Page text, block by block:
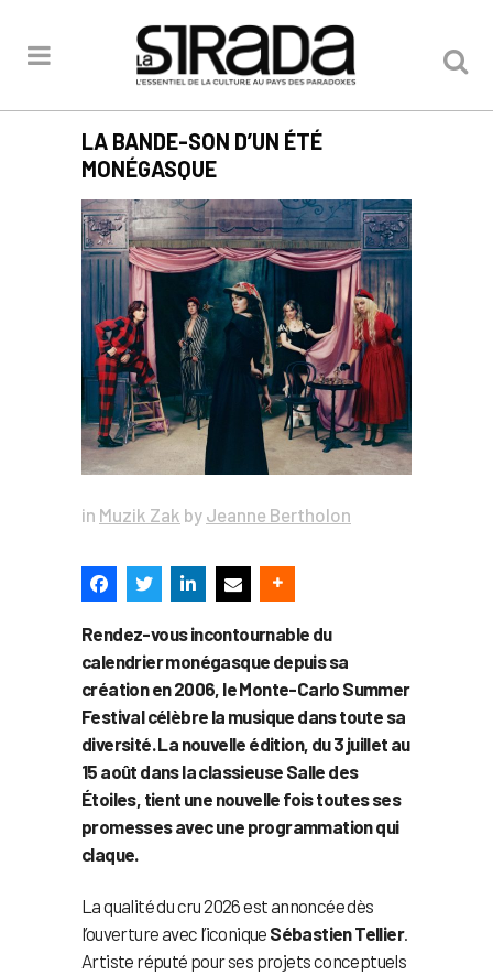
LA BANDE-SON D’UN ÉTÉ
MONÉGASQUE
in Muzik Zak by Jeanne Bertholon
Rendez-vous incontournable du
calendrier monégasque depuis sa
création en 2006, le Monte-Carlo Summer
Festival célèbre la musique dans toute sa
diversité. La nouvelle édition, du 3 juillet au
15 août dans la classieuse Salle des
Étoiles, tient une nouvelle fois toutes ses
promesses avec une programmation qui
claque.
La qualité du cru 2026 est annoncée dès
l’ouverture avec l’iconique Sébastien Tellier.
Artiste réputé pour ses projets conceptuels